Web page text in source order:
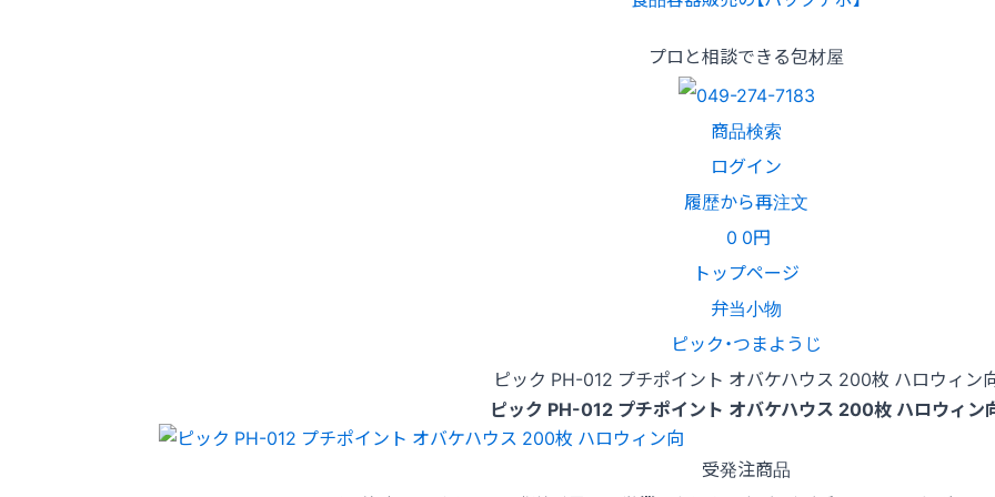
プロと相談できる包材屋
商品検索
ログイン
履歴から再注文
0 0円
トップページ
弁当小物
ピック・つまようじ
ピック PH-012 プチポイント オバケハウス 200枚 ハロウィン
ピック PH-012 プチポイント オバケハウス 200枚 ハロウィン
受発注商品